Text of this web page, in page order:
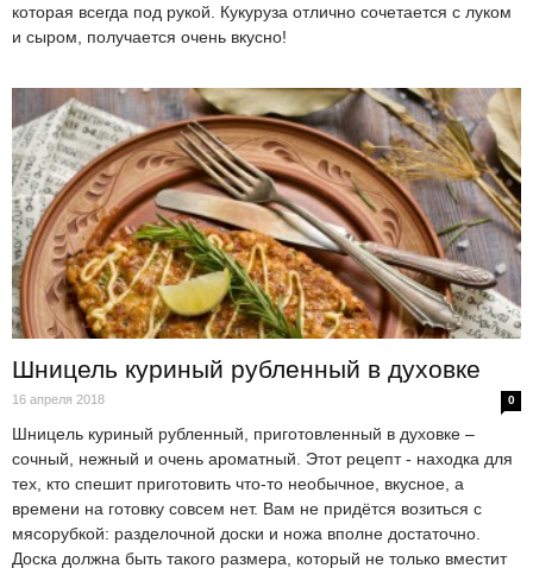
которая всегда под рукой. Кукуруза отлично сочетается с луком
и сыром, получается очень вкусно!
Шницель куриный рубленный в духовке
16 апреля 2018 0
Шницель куриный рубленный, приготовленный в духовке –
сочный, нежный и очень ароматный. Этот рецепт - находка для
тех, кто спешит приготовить что-то необычное, вкусное, а
времени на готовку совсем нет. Вам не придётся возиться с
мясорубкой: разделочной доски и ножа вполне достаточно.
Доска должна быть такого размера, который не только вместит